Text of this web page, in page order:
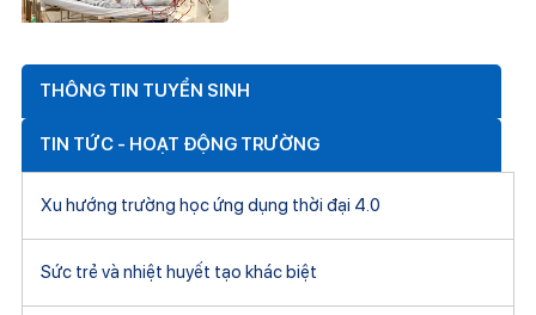
THÔNG TIN TUYỂN SINH
TIN TỨC - HOẠT ĐỘNG TRƯỜNG
Xu hướng trường học ứng dụng thời đại 4.0
Sức trẻ và nhiệt huyết tạo khác biệt